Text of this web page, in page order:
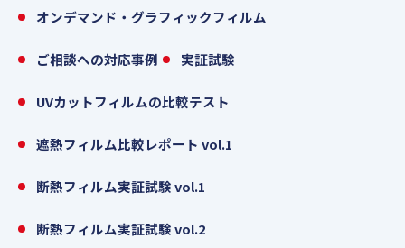
オンデマンド・グラフィックフィルム
ご相談への対応事例 実証試験
UVカットフィルムの比較テスト
遮熱フィルム比較レポート vol.1
断熱フィルム実証試験 vol.1
断熱フィルム実証試験 vol.2